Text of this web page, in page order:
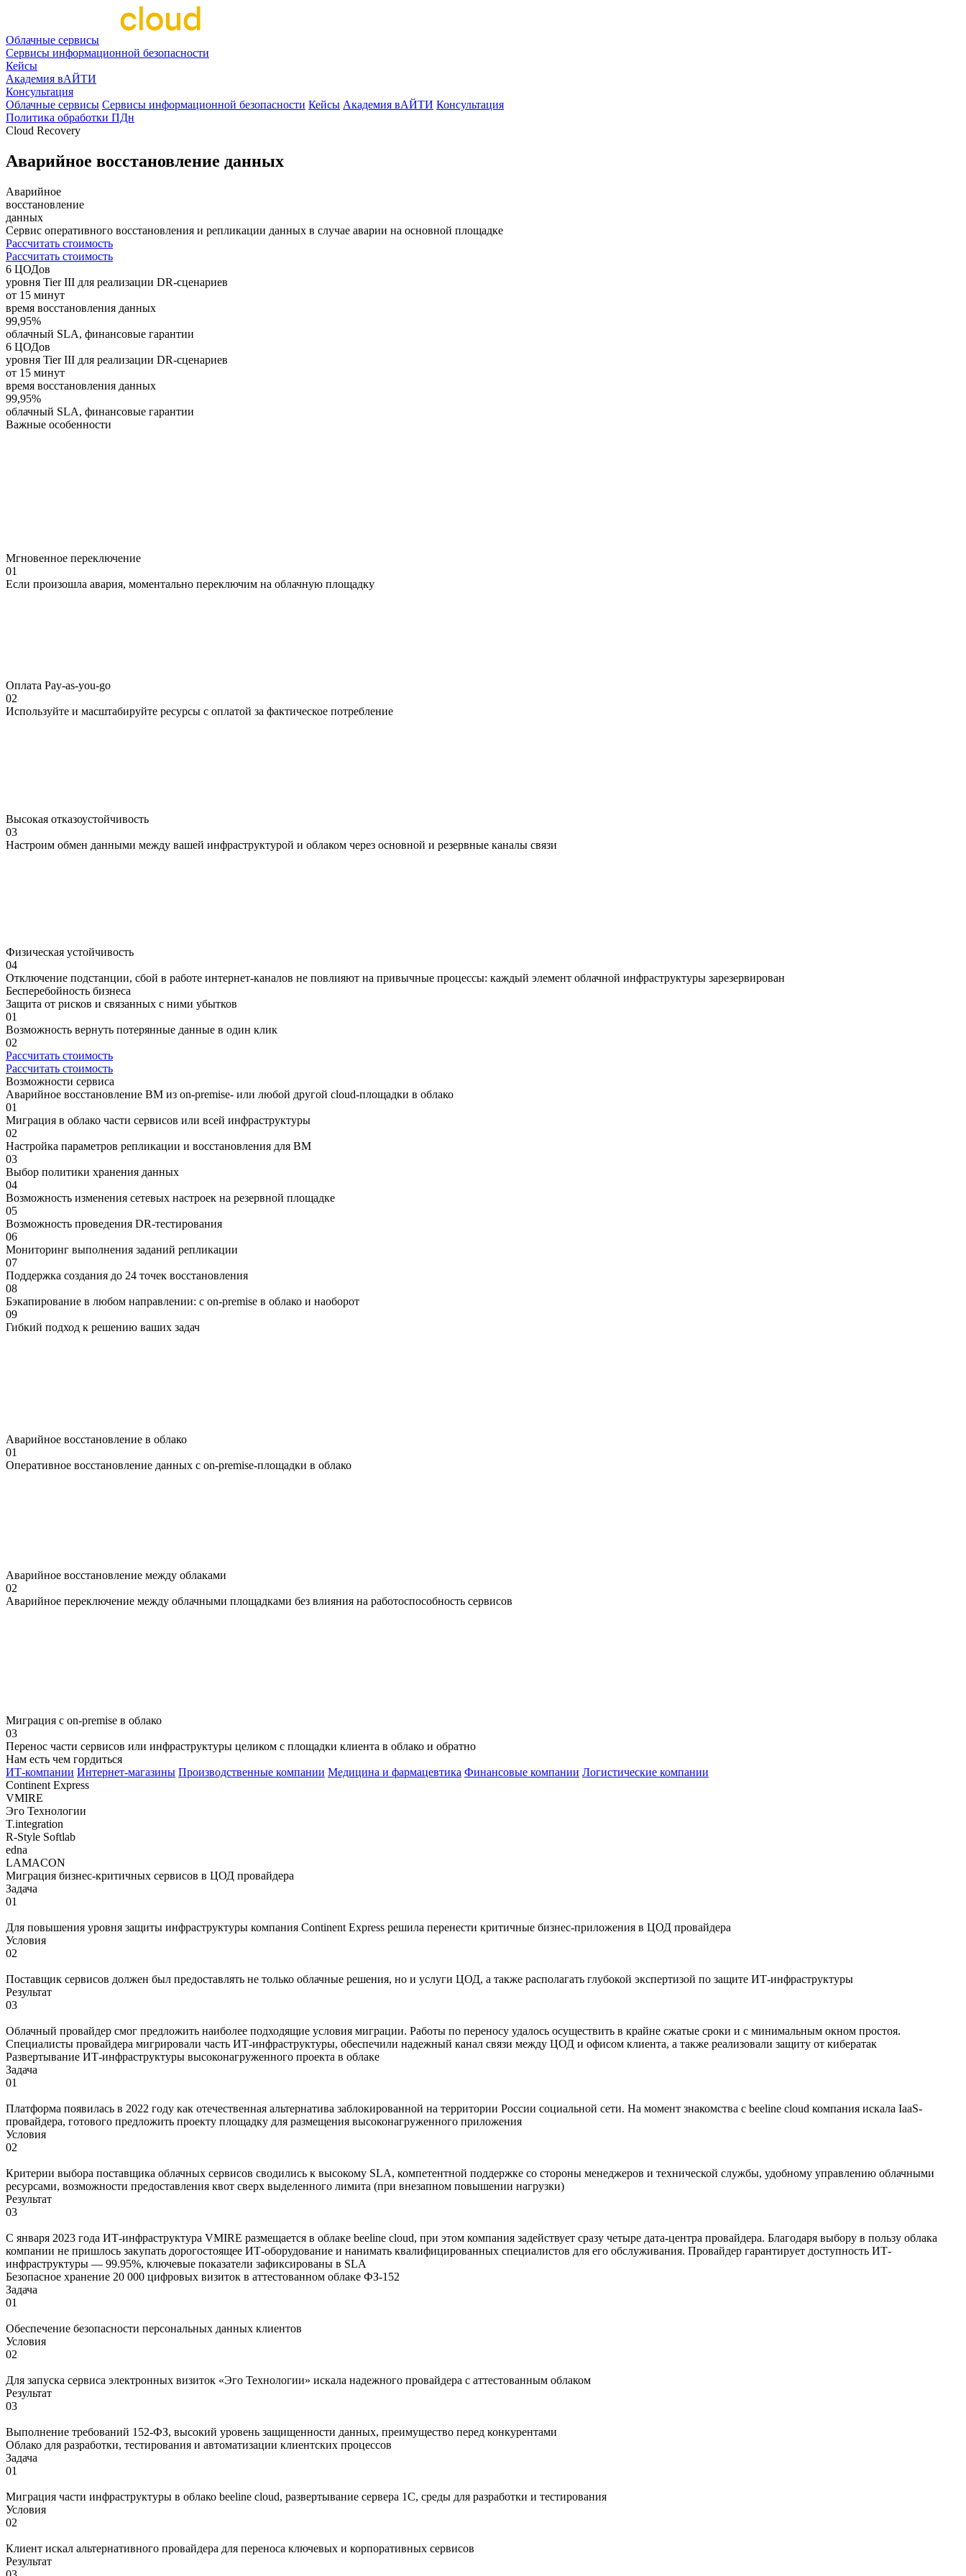
Облачные сервисы
Сервисы информационной безопасности
Кейсы
Академия вАЙТИ
Консультация
Облачные сервисы Сервисы информационной безопасности Кейсы Академия вАЙТИ Консультация
Политика обработки ПДн
Cloud Recovery
Аварийное восстановление данных
Аварийное
восстановление
данных
Сервис оперативного восстановления и репликации данных в случае аварии на основной площадке
Рассчитать стоимость
Рассчитать стоимость
6 ЦОДов
уровня Tier III для реализации DR-сценариев
от 15 минут
время восстановления данных
99,95%
облачный SLA, финансовые гарантии
6 ЦОДов
уровня Tier III для реализации DR-сценариев
от 15 минут
время восстановления данных
99,95%
облачный SLA, финансовые гарантии
Важные особенности
Мгновенное переключение
01
Если произошла авария, моментально переключим на облачную площадку
Оплата Pay-as-you-go
02
Используйте и масштабируйте ресурсы с оплатой за фактическое потребление
Высокая отказоустойчивость
03
Настроим обмен данными между вашей инфраструктурой и облаком через основной и резервные каналы связи
Физическая устойчивость
04
Отключение подстанции, сбой в работе интернет-каналов не повлияют на привычные процессы: каждый элемент облачной инфраструктуры зарезервирован
Бесперебойность бизнеса
Защита от рисков и связанных с ними убытков
01
Возможность вернуть потерянные данные в один клик
02
Рассчитать стоимость
Рассчитать стоимость
Возможности сервиса
Аварийное восстановление ВМ из on-premise- или любой другой cloud-площадки в облако
01
Миграция в облако части сервисов или всей инфраструктуры
02
Настройка параметров репликации и восстановления для ВМ
03
Выбор политики хранения данных
04
Возможность изменения сетевых настроек на резервной площадке
05
Возможность проведения DR-тестирования
06
Мониторинг выполнения заданий репликации
07
Поддержка создания до 24 точек восстановления
08
Бэкапирование в любом направлении: с on-premise в облако и наоборот
09
Гибкий подход к решению ваших задач
Аварийное восстановление в облако
01
Оперативное восстановление данных с on-premise-площадки в облако
Аварийное восстановление между облаками
02
Аварийное переключение между облачными площадками без влияния на работоспособность сервисов
Миграция с on-premise в облако
03
Перенос части сервисов или инфраструктуры целиком с площадки клиента в облако и обратно
Нам есть чем гордиться
ИТ-компании Интернет-магазины Производственные компании Медицина и фармацевтика Финансовые компании Логистические компании
Continent Express
VMIRE
Эго Технологии
T.integration
R-Style Softlab
edna
LAMACON
Миграция бизнес-критичных сервисов в ЦОД провайдера
Задача
01
Для повышения уровня защиты инфраструктуры компания Continent Express решила перенести критичные бизнес-приложения в ЦОД провайдера
Условия
02
Поставщик сервисов должен был предоставлять не только облачные решения, но и услуги ЦОД, а также располагать глубокой экспертизой по защите ИТ-инфраструктуры
Результат
03
Облачный провайдер смог предложить наиболее подходящие условия миграции. Работы по переносу удалось осуществить в крайне сжатые сроки и с минимальным окном простоя.
Специалисты провайдера мигрировали часть ИТ-инфраструктуры, обеспечили надежный канал связи между ЦОД и офисом клиента, а также реализовали защиту от кибератак
Развертывание ИТ-инфраструктуры высоконагруженного проекта в облаке
Задача
01
Платформа появилась в 2022 году как отечественная альтернатива заблокированной на территории России социальной сети. На момент знакомства с beeline cloud компания искала IaaS-
провайдера, готового предложить проекту площадку для размещения высоконагруженного приложения
Условия
02
Критерии выбора поставщика облачных сервисов сводились к высокому SLA, компетентной поддержке со стороны менеджеров и технической службы, удобному управлению облачными
ресурсами, возможности предоставления квот сверх выделенного лимита (при внезапном повышении нагрузки)
Результат
03
C января 2023 года ИТ-инфраструктура VMIRE размещается в облаке beeline cloud, при этом компания задействует сразу четыре дата-центра провайдера. Благодаря выбору в пользу облака
компании не пришлось закупать дорогостоящее ИТ-оборудование и нанимать квалифицированных специалистов для его обслуживания. Провайдер гарантирует доступность ИТ-
инфраструктуры — 99.95%, ключевые показатели зафиксированы в SLA
Безопасное хранение 20 000 цифровых визиток в аттестованном облаке ФЗ-152
Задача
01
Обеспечение безопасности персональных данных клиентов
Условия
02
Для запуска сервиса электронных визиток «Эго Технологии» искала надежного провайдера с аттестованным облаком
Результат
03
Выполнение требований 152-ФЗ, высокий уровень защищенности данных, преимущество перед конкурентами
Облако для разработки, тестирования и автоматизации клиентских процессов
Задача
01
Миграция части инфраструктуры в облако beeline cloud, развертывание сервера 1С, среды для разработки и тестирования
Условия
02
Клиент искал альтернативного провайдера для переноса ключевых и корпоративных сервисов
Результат